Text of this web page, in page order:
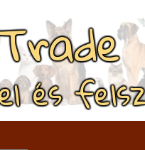
és